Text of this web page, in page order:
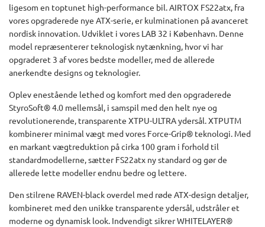
ligesom en toptunet high-performance bil. AIRTOX FS22atx, fra
vores opgraderede nye ATX-serie, er kulminationen på avanceret
nordisk innovation. Udviklet i vores LAB 32 i København. Denne
model repræsenterer teknologisk nytænkning, hvor vi har
opgraderet 3 af vores bedste modeller, med de allerede
anerkendte designs og teknologier.
Oplev enestående lethed og komfort med den opgraderede
StyroSoft® 4.0 mellemsål, i samspil med den helt nye og
revolutionerende, transparente XTPU-ULTRA ydersål. XTPUTM
kombinerer minimal vægt med vores Force-Grip® teknologi. Med
en markant vægtreduktion på cirka 100 gram i forhold til
standardmodellerne, sætter FS22atx ny standard og gør de
allerede lette modeller endnu bedre og lettere.
Den stilrene RAVEN-black overdel med røde ATX-design detaljer,
kombineret med den unikke transparente ydersål, udstråler et
moderne og dynamisk look. Indvendigt sikrer WHITELAYER®